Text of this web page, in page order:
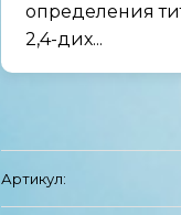
определения
2,4-дих...
Артикул: